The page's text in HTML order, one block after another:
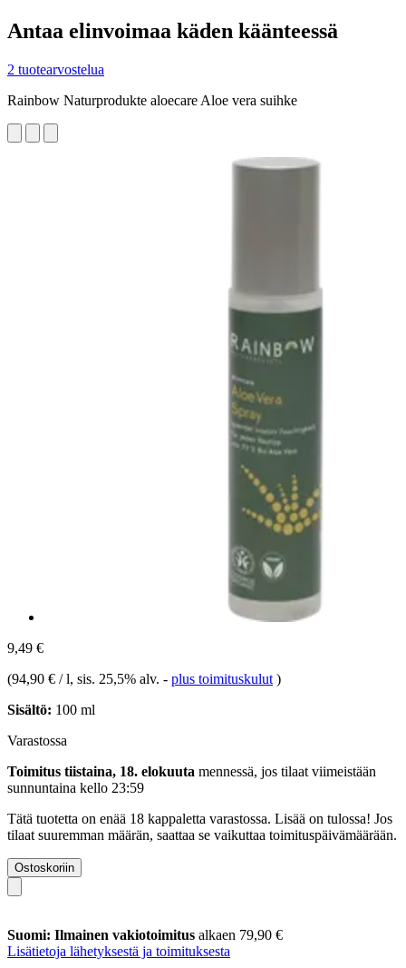
Antaa elinvoimaa käden käänteessä
2 tuotearvostelua
Rainbow Naturprodukte aloecare Aloe vera suihke
9,49 €
(94,90 € / l, sis. 25,5% alv. - plus toimituskulut )
Sisältö: 100 ml
Varastossa
Toimitus tiistaina, 18. elokuuta mennessä, jos tilaat viimeistään
sunnuntaina kello 23:59
Tätä tuotetta on enää 18 kappaletta varastossa. Lisää on tulossa! Jos
tilaat suuremman määrän, saattaa se vaikuttaa toimituspäivämäärään.
Ostoskoriin
Suomi: Ilmainen vakiotoimitus alkaen 79,90 €
Lisätietoja lähetyksestä ja toimituksesta